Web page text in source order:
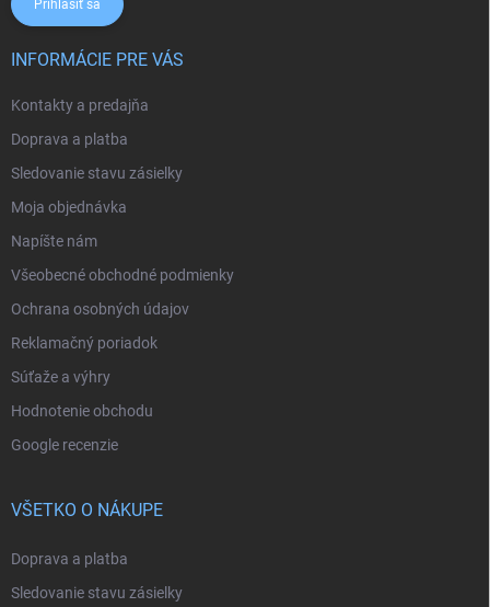
Prihlásiť sa
INFORMÁCIE PRE VÁS
Kontakty a predajňa
Doprava a platba
Sledovanie stavu zásielky
Moja objednávka
Napíšte nám
Všeobecné obchodné podmienky
Ochrana osobných údajov
Reklamačný poriadok
Súťaže a výhry
Hodnotenie obchodu
Google recenzie
VŠETKO O NÁKUPE
Doprava a platba
Sledovanie stavu zásielky